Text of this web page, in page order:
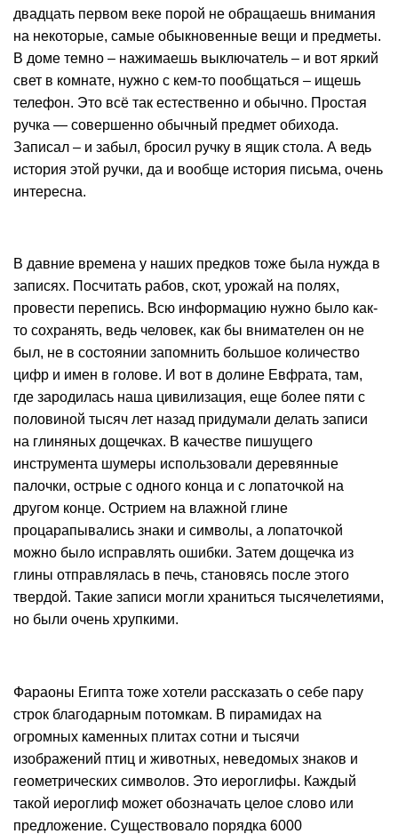
двадцать первом веке порой не обращаешь внимания
на некоторые, самые обыкновенные вещи и предметы.
В доме темно – нажимаешь выключатель – и вот яркий
свет в комнате, нужно с кем-то пообщаться – ищешь
телефон. Это всё так естественно и обычно. Простая
ручка — совершенно обычный предмет обихода.
Записал – и забыл, бросил ручку в ящик стола. А ведь
история этой ручки, да и вообще история письма, очень
интересна.
В давние времена у наших предков тоже была нужда в
записях. Посчитать рабов, скот, урожай на полях,
провести перепись. Всю информацию нужно было как-
то сохранять, ведь человек, как бы внимателен он не
был, не в состоянии запомнить большое количество
цифр и имен в голове. И вот в долине Евфрата, там,
где зародилась наша цивилизация, еще более пяти с
половиной тысяч лет назад придумали делать записи
на глиняных дощечках. В качестве пишущего
инструмента шумеры использовали деревянные
палочки, острые с одного конца и с лопаточкой на
другом конце. Острием на влажной глине
процарапывались знаки и символы, а лопаточкой
можно было исправлять ошибки. Затем дощечка из
глины отправлялась в печь, становясь после этого
твердой. Такие записи могли храниться тысячелетиями,
но были очень хрупкими.
Фараоны Египта тоже хотели рассказать о себе пару
строк благодарным потомкам. В пирамидах на
огромных каменных плитах сотни и тысячи
изображений птиц и животных, неведомых знаков и
геометрических символов. Это иероглифы. Каждый
такой иероглиф может обозначать целое слово или
предложение. Существовало порядка 6000